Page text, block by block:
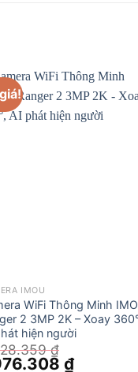
IMOU
WiFi Thông Minh
2 3MP 2K – Xoay
hiện người
₫
₫Giá